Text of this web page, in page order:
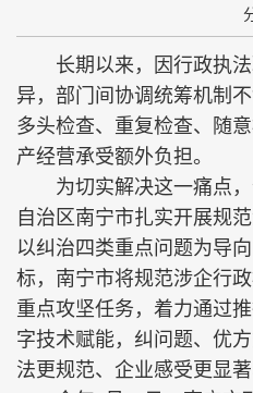
长期以来，因行政执法
异，部门间协调统筹机制
多头检查、重复检查、随
产经营承受额外负担。
为切实解决这一痛点，
自治区南宁市扎实开展规
以纠治四类重点问题为导
标，南宁市将规范涉企行
重点攻坚任务，着力通过
字技术赋能，纠问题、优
法更规范、企业感受更显